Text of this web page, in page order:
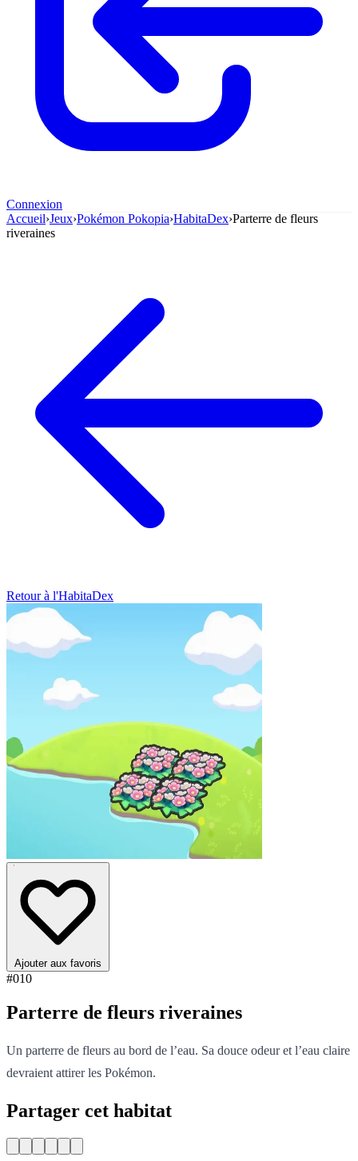
Connexion
Accueil›Jeux›Pokémon Pokopia›HabitaDex›Parterre de fleurs
riveraines
Retour à l'HabitaDex
Ajouter aux favoris
#010
Parterre de fleurs riveraines
Un parterre de fleurs au bord de l’eau. Sa douce odeur et l’eau claire
devraient attirer les Pokémon.
Partager cet habitat